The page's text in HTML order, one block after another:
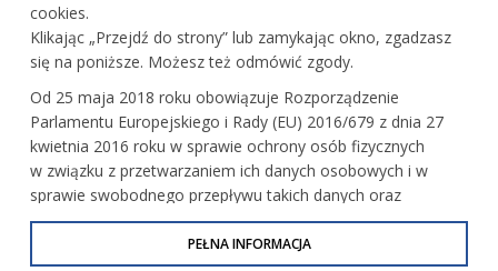
Sylwester na tarnowskim Rynku
"Rok w radzie miejskiej" spotkanie
panelowe w Sali Lustrzanej
Wręczenie stopni wojskowych
prezydentom
cookies.
Klikając „Przejdź do strony” lub zamykając okno, zgadzasz
się na poniższe. Możesz też odmówić zgody.
Od 25 maja 2018 roku obowiązuje Rozporządzenie
Parlamentu Europejskiego i Rady (EU) 2016/679 z dnia 27
kwietnia 2016 roku w sprawie ochrony osób fizycznych
w związku z przetwarzaniem ich danych osobowych i w
sprawie swobodnego przepływu takich danych oraz
uchylenia dyrektywy 95/46/WE (określane jako RODO, GDPR
lub Ogólne Rozporządzenie o Ochronie Danych
PEŁNA INFORMACJA